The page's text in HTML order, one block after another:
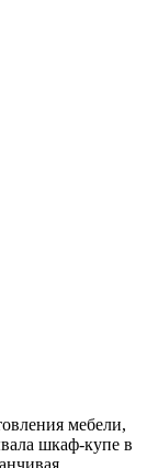
мебели,
шкаф-купе в